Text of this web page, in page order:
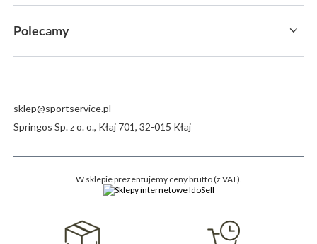
Polecamy
sklep@sportservice.pl
Springos Sp. z o. o., Kłaj 701,32-015 Kłaj
W sklepie prezentujemy ceny brutto (z VAT).